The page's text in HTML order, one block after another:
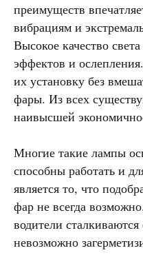
преимуществ
вибрациям и
Высокое качество
эффектов и
их установку без
фары. Из всех
наивысшей
Многие такие лампы
способны работать и
является то, что
фар не всегда
водители
невозможно